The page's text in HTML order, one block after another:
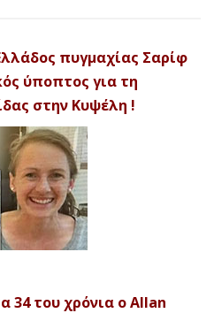
πυγμαχίας Σαρίφ
ύποπτος για τη
στην Κυψέλη !
34 του χρόνια ο Allan